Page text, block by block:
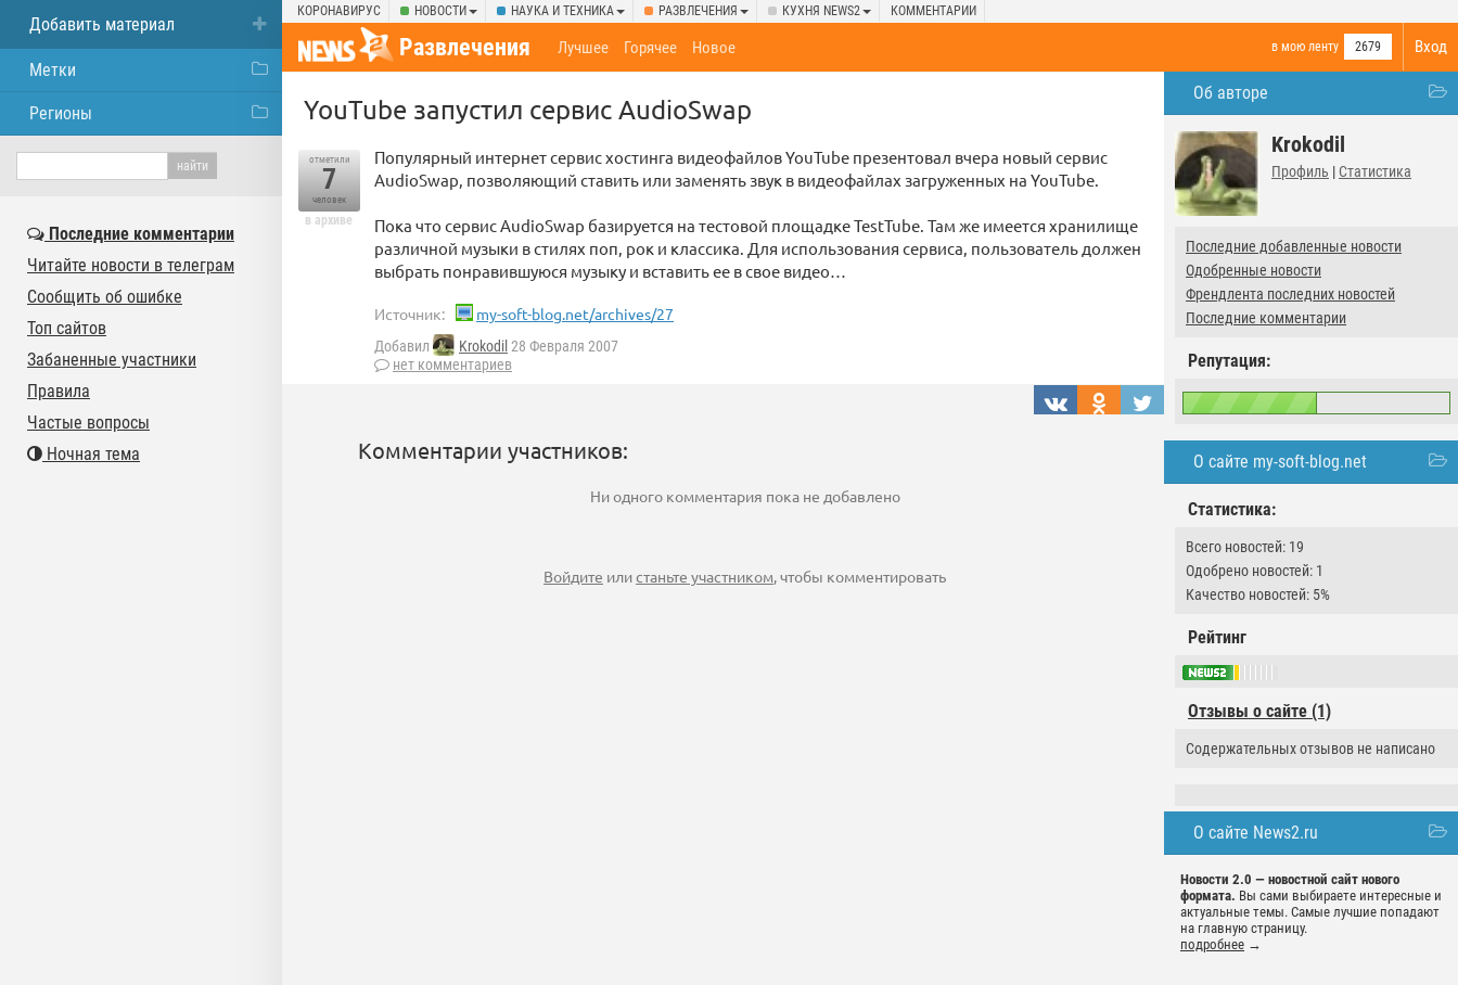
КОРОНАВИРУС НОВОСТИ НАУКА И ТЕХНИКА РАЗВЛЕЧЕНИЯ КУХНЯ NEWS2 КОММЕНТАРИИ
Вход
Развлечения в мою ленту 2679
Лучшее Горячее Новое
Об авторе
Krokodil
Профиль | Статистика
Последние добавленные новости
Одобренные новости
Френдлента последних новостей
Последние комментарии
Репутация:
О сайте my-soft-blog.net
Статистика:
Всего новостей: 19
Одобрено новостей: 1
Качество новостей: 5%
Рейтинг
Отзывы о сайте (1)
Содержательных отзывов не написано
О сайте News2.ru
Новости 2.0 — новостной сайт нового
формата. Вы сами выбираете интересные и
актуальные темы. Самые лучшие попадают
на главную страницу.
подробнее →
YouTube запустил сервис AudioSwap
отметили
7
человек
в архиве
Популярный интернет сервис хостинга видеофайлов YouTube презентовал вчера новый сервис
AudioSwap, позволяющий ставить или заменять звук в видеофайлах загруженных на YouTube.
Пока что сервис AudioSwap базируется на тестовой площадке TestTube. Там же имеется хранилище
различной музыки в стилях поп, рок и классика. Для использования сервиса, пользователь должен
выбрать понравившуюся музыку и вставить ее в свое видео…
Источник: my-soft-blog.net/archives/27
Добавил Krokodil 28 Февраля 2007
нет комментариев
Комментарии участников:
Ни одного комментария пока не добавлено
Войдите илистаньте участником, чтобы комментировать
Добавить материал
Метки
Регионы
Последние комментарии
Читайте новости в телеграм
Сообщить об ошибке
Топ сайтов
Забаненные участники
Правила
Частые вопросы
Ночная тема